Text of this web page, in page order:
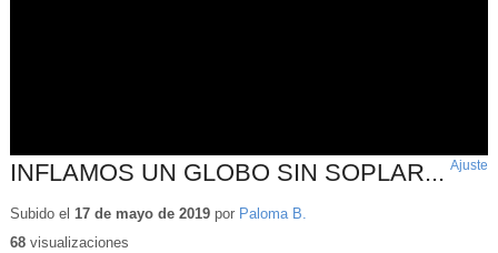
INFLAMOS UN GLOBO SIN SOPLAR... Ajuste
Subido el 17 de mayo de 2019por Paloma B.
68visualizaciones